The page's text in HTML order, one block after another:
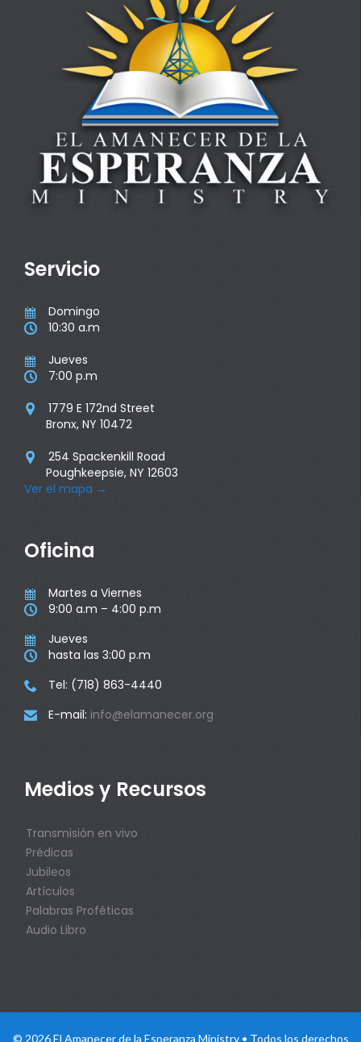
Servicio
 Domingo
 10:30 a.m
 Jueves
 7:00 p.m

1779 E 172nd Street
Bronx, NY 10472

254 Spackenkill Road
Poughkeepsie, NY 12603
Ver el mapa →
Oficina
 Martes a Viernes
 9:00 a.m – 4:00 p.m
 Jueves
 hasta las 3:00 p.m
 Tel: (718) 863-4440
 E-mail: info@elamanecer.org
Medios y Recursos
Transmisión en vivo
Prédicas
Jubileos
Artículos
Palabras Proféticas
Audio Libro
© 2026 El Amanecer de la Esperanza Ministry • Todos los derechos